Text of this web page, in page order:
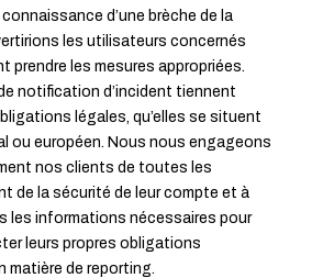
d’une brèche de la
les utilisateurs concernés
prendre les mesures appropriées.
notification d’incident tiennent
légales, qu’elles se situent
ou européen. Nous nous engageons
nos clients de toutes les
de la sécurité de leur compte et à
les informations nécessaires pour
leurs propres obligations
matière de reporting.